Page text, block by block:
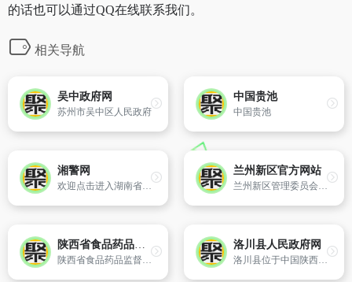
的话也可以通过QQ在线联系我们。
相关导航
吴中政府网
苏州市吴中区人民政府
中国贵池
中国贵池
湘警网
欢迎点击进入湖南省公安厅门户网站——湘警网。
兰州新区官方网站
兰州新区管理委员会主办
陕西省食品药品监督管理局
陕西省食品药品监督管理局官方网站
洛川县人民政府网
洛川县位于中国陕西省中部。延安市南部。（东经109?13′14〞-109?45′47〞,北纬35?26′29〞-36?04′12〞。总面积1886平方千米。总人口20万人,1990年人口17.61万,汉族为主。秦、汉置鄜县,魏、晋匈奴入据,后秦姚苌建初八年（393）划鄜县北部置洛川县,因境内洛水得名。后几经迁治,县名沿用至今。